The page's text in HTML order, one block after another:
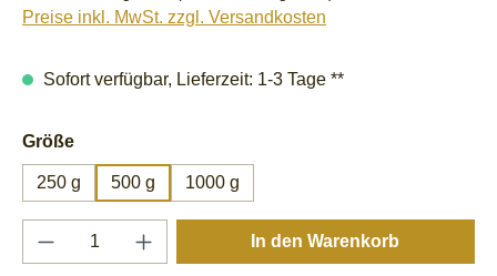
Preise inkl. MwSt. zzgl. Versandkosten
Sofort verfügbar, Lieferzeit: 1-3 Tage **
Größeauswählen
250 g 500 g 1000 g
Produkt Anzahl: Gib den gewünschten
In den Warenkorb